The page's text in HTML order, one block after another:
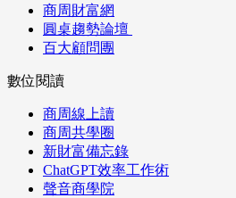
商周財富網
圓桌趨勢論壇
百大顧問團
數位閱讀
商周線上讀
商周共學圈
新財富備忘錄
ChatGPT效率工作術
聲音商學院